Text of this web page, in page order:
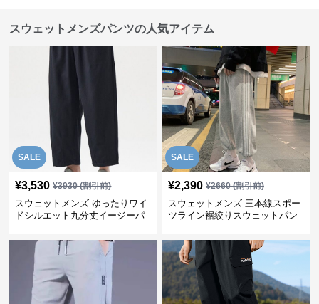
スウェットメンズパンツの人気アイテム
SALE
¥3,530 ¥3930(割引前)
スウェットメンズ ゆったりワイ
ドシルエット九分丈イージーパ
SALE
¥2,390 ¥2660(割引前)
スウェットメンズ 三本線スポー
ツライン裾絞りスウェットパン